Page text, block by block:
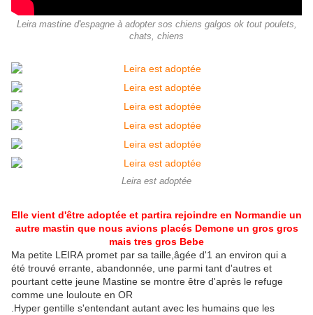
Leira mastine d'espagne à adopter sos chiens galgos ok tout poulets,
chats, chiens
Leira est adoptée
Elle vient d'être adoptée et partira rejoindre en Normandie un
autre mastin que nous avions placés Demone un gros gros
mais tres gros Bebe
Ma petite LEIRA promet par sa taille,âgée d'1 an environ qui a
été trouvé errante, abandonnée, une parmi tant d'autres et
pourtant cette jeune Mastine se montre être d'après le refuge
comme une louloute en OR
.Hyper gentille s'entendant autant avec les humains que les